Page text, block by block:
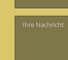
leer.